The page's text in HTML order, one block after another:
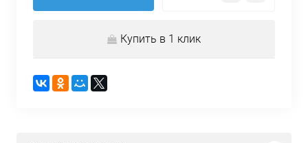
Купить в 1 клик